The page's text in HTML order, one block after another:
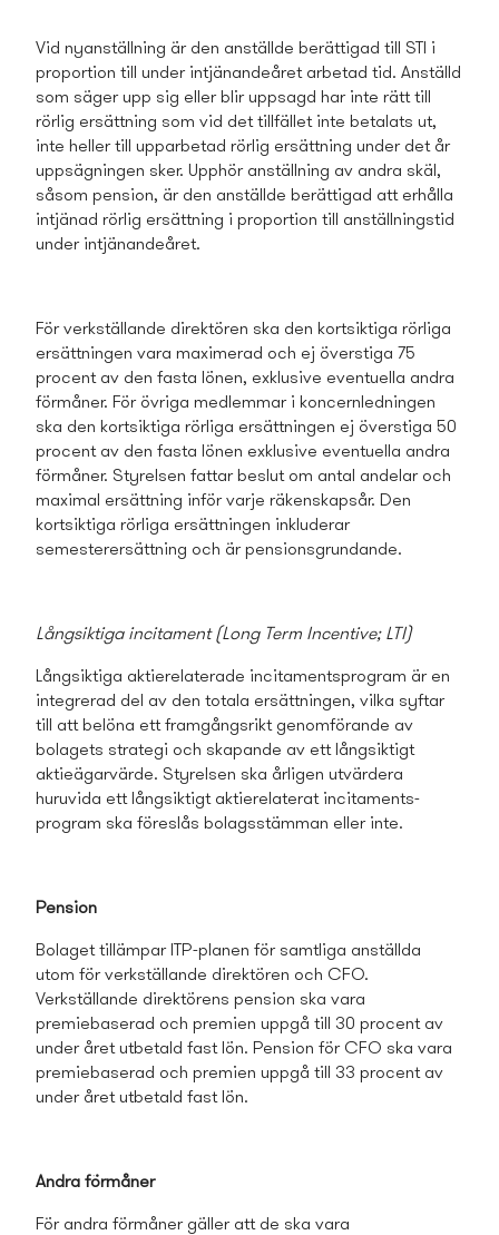
Vid nyanställning är den anställde berättigad till STI i
proportion till under intjänandeåret arbetad tid. Anställd
som säger upp sig eller blir uppsagd har inte rätt till
rörlig ersättning som vid det tillfället inte betalats ut,
inte heller till upparbetad rörlig ersättning under det år
uppsägningen sker. Upphör anställning av andra skäl,
såsom pension, är den anställde berättigad att erhålla
intjänad rörlig ersättning i proportion till anställningstid
under intjänandeåret.
För verkställande direktören ska den kortsiktiga rörliga
ersättningen vara maximerad och ej överstiga 75
procent av den fasta lönen, exklusive eventuella andra
förmåner. För övriga medlemmar i koncernledningen
ska den kortsiktiga rörliga ersättningen ej överstiga 50
procent av den fasta lönen exklusive eventuella andra
förmåner. Styrelsen fattar beslut om antal andelar och
maximal ersättning inför varje räkenskapsår. Den
kortsiktiga rörliga ersättningen inkluderar
semesterersättning och är pensionsgrundande.
Långsiktiga incitament (Long Term Incentive; LTI)
Långsiktiga aktierelaterade incitaments­program är en
integrerad del av den totala ersättningen, vilka syftar
till att belöna ett framgångsrikt genomförande av
bolagets strategi och skapande av ett långsiktigt
aktieägarvärde. Styrelsen ska årligen utvärdera
huruvida ett långsiktigt aktierelaterat incitaments­
program ska föreslås bolagsstämman eller inte.
Pension
Bolaget tillämpar ITP-planen för samtliga anställda
utom för verkställande direktören och CFO.
Verkställande direktörens pension ska vara
premiebaserad och premien uppgå till 30 procent av
under året utbetald fast lön. Pension för CFO ska vara
premiebaserad och premien uppgå till 33 procent av
under året utbetald fast lön.
Andra förmåner
För andra förmåner gäller att de ska vara